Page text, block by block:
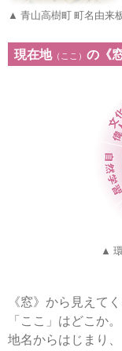
▲ 青山高樹町 町名由来
現在地（ここ） の《窓
▲
《窓》から見えて
「ここ」はどこか。
地名からはじまり